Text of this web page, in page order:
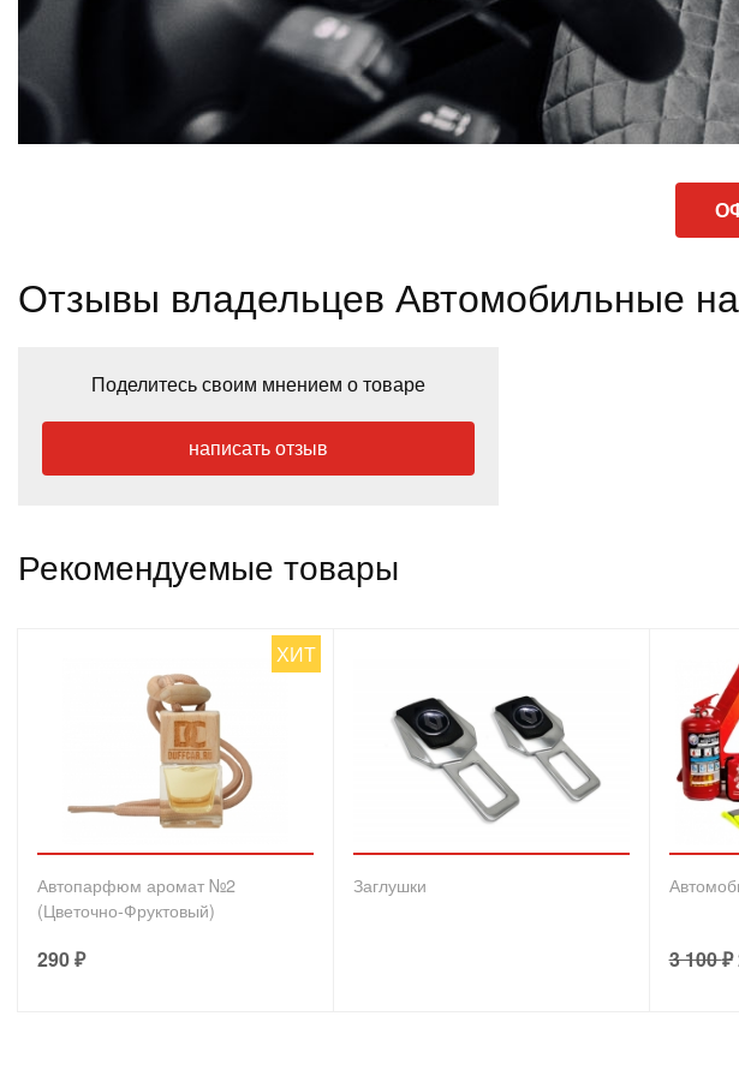
Отзывы владельцев Автомобильные
Поделитесь своим мнением о товаре
написать отзыв
Рекомендуемые товары
ХИТ
Автопарфюм аромат №2
(Цветочно-Фруктовый)
290₽
Заглушки
3 100₽